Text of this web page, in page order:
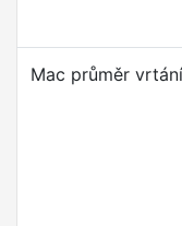
Mac průměr